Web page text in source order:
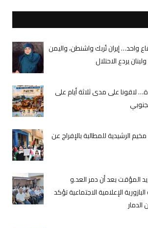
واحد… إيران تُربك واشنطن، واليمن
يردع الاحتلال
لاقونا على مدى ثلاثة أيام على
الرشيدية للمطالبة بالإفراج عن
المؤقت بعد أن دمر العد.و
الإعلامية الاجتماعية تؤكد